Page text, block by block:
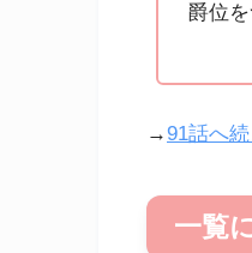
爵位
→91話へ続
一覧